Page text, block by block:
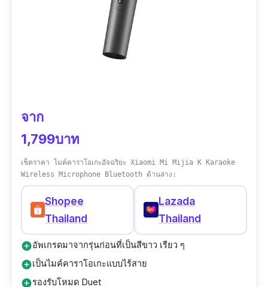
จาก
1,799บาท
เช็คราคา ไมค์คาราโอเกะอัจฉริยะ Xiaomi Mi Mijia K Karaoke
Wireless Microphone Bluetooth ด้านล่าง:
Shopee
Thailand
Lazada
Thailand
add_circleอัพเกรดมาจากรุ่นก่อนที่เป็นสีขาว เรียว ๆ
add_circleเป็นไมค์คาราโอเกะแบบไร้สาย
add_circleรองรับโหมด Duet